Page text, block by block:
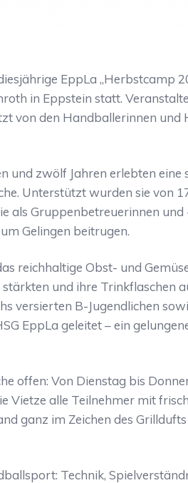
EppLa „Herbstcamp
in Eppstein statt.
von den Handballerinnen und
und zwölf Jahren erlebten eine
Unterstützt wurden sie von
als Gruppenbetreuerinnen
Gelingen beitrugen.
reichhaltige Obst- und
und ihre Trinkflaschen
versierten B-Jugendlichen
EppLa geleitet – ein
offen: Von Dienstag bis
Vietze alle Teilnehmer mit
ganz im Zeichen des Grilldufts
Technik,